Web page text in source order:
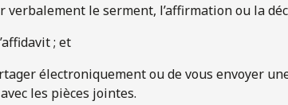
verbalement le serment, l’affirmation ou la
; et
électroniquement ou de vous envoyer
les pièces jointes.